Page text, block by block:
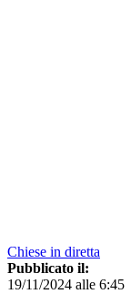
Chiese in diretta
Pubblicato il:
19/11/2024 alle 6:45